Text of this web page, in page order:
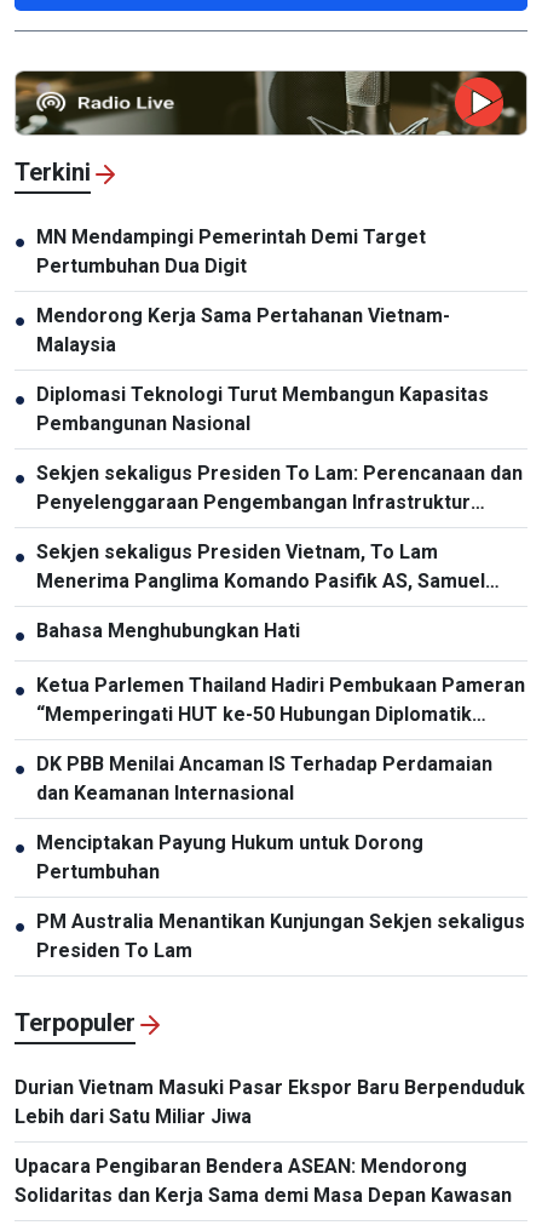
Terkini
● MN Mendampingi Pemerintah Demi Target
Pertumbuhan Dua Digit
● Mendorong Kerja Sama Pertahanan Vietnam-
Malaysia
● Diplomasi Teknologi Turut Membangun Kapasitas
Pembangunan Nasional
● Sekjen sekaligus Presiden To Lam: Perencanaan dan
Penyelenggaraan Pengembangan Infrastruktur
Harus Diperbarui
● Sekjen sekaligus Presiden Vietnam, To Lam
Menerima Panglima Komando Pasifik AS, Samuel
Paparo
● Bahasa Menghubungkan Hati
● Ketua Parlemen Thailand Hadiri Pembukaan Pameran
“Memperingati HUT ke-50 Hubungan Diplomatik
Vietnam-Thailand”
● DK PBB Menilai Ancaman IS Terhadap Perdamaian
dan Keamanan Internasional
● Menciptakan Payung Hukum untuk Dorong
Pertumbuhan
● PM Australia Menantikan Kunjungan Sekjen sekaligus
Presiden To Lam
Terpopuler
Durian Vietnam Masuki Pasar Ekspor Baru Berpenduduk
Lebih dari Satu Miliar Jiwa
Upacara Pengibaran Bendera ASEAN: Mendorong
Solidaritas dan Kerja Sama demi Masa Depan Kawasan